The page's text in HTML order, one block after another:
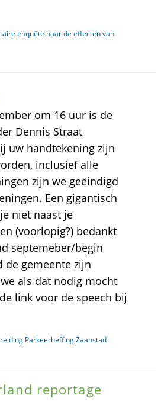
enquête naar de effecten van
om 16 uur is de
Dennis Straat
uw handtekening zijn
inclusief alle
zijn we geëindigd
Een gigantisch
niet naast je
(voorlopig?) bedankt
septemeber/begin
de gemeente zijn
als dat nodig mocht
link voor de speech bij
Parkeerheffing Zaanstad
reportage